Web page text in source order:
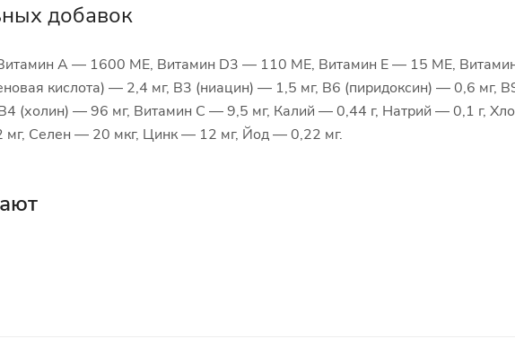
добавок
А — 1600 МЕ, Витамин D3 — 110 МЕ, Витамин Е — 15 МЕ,
кислота) — 2,4 мг, В3 (ниацин) — 1,5 мг, В6 (пиридоксин) — 0,6 мг,
(холин) — 96 мг, Витамин С — 9,5 мг, Калий — 0,44 г, Натрий — 0,1 г,
Селен — 20 мкг, Цинк — 12 мг, Йод — 0,22 мг.